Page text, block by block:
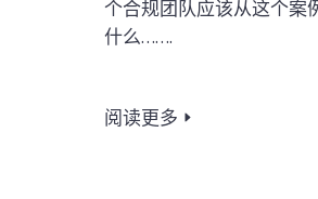
个合规团队应该从这个案
什么…….
阅读更多